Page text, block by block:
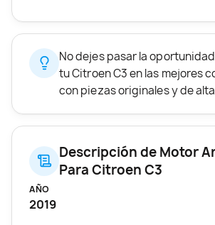
No dejes pasar la
tu Citroen C3 en las mejores
con piezas originales y de
Descripción de Motor
Para Citroen C3
AÑO
2019